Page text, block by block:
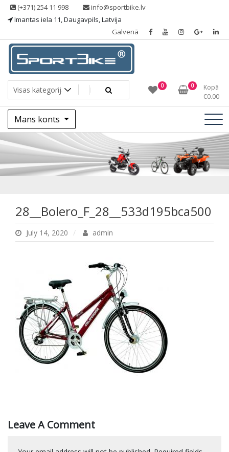
Skip (+371) 254 11 998
info@sportbike.lv
Imantas iela 11, Daugavpils, Latvija
Galvenā
Sportbike
Sporting goods 0 0
Kopā
€0.00
Mans konts
28__Bolero_F_28__533d195bca500
July 14, 2020 admin
Leave A Comment